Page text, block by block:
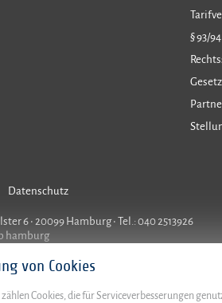
§ 93/
Datenschutz
6 • 20099 Hamburg • Tel.: 040 2513926
hamburg
von Cookies
Cookies, die für Serviceverbesserungen